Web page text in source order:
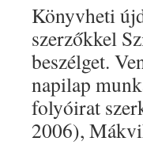
Könyvheti
szerzőkkel
beszélget.
napilap
folyóirat
2006),